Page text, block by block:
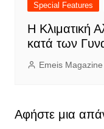
Special Features
Η Κλιματική
κατά των
Emeis Magazine
Αφήστε μια